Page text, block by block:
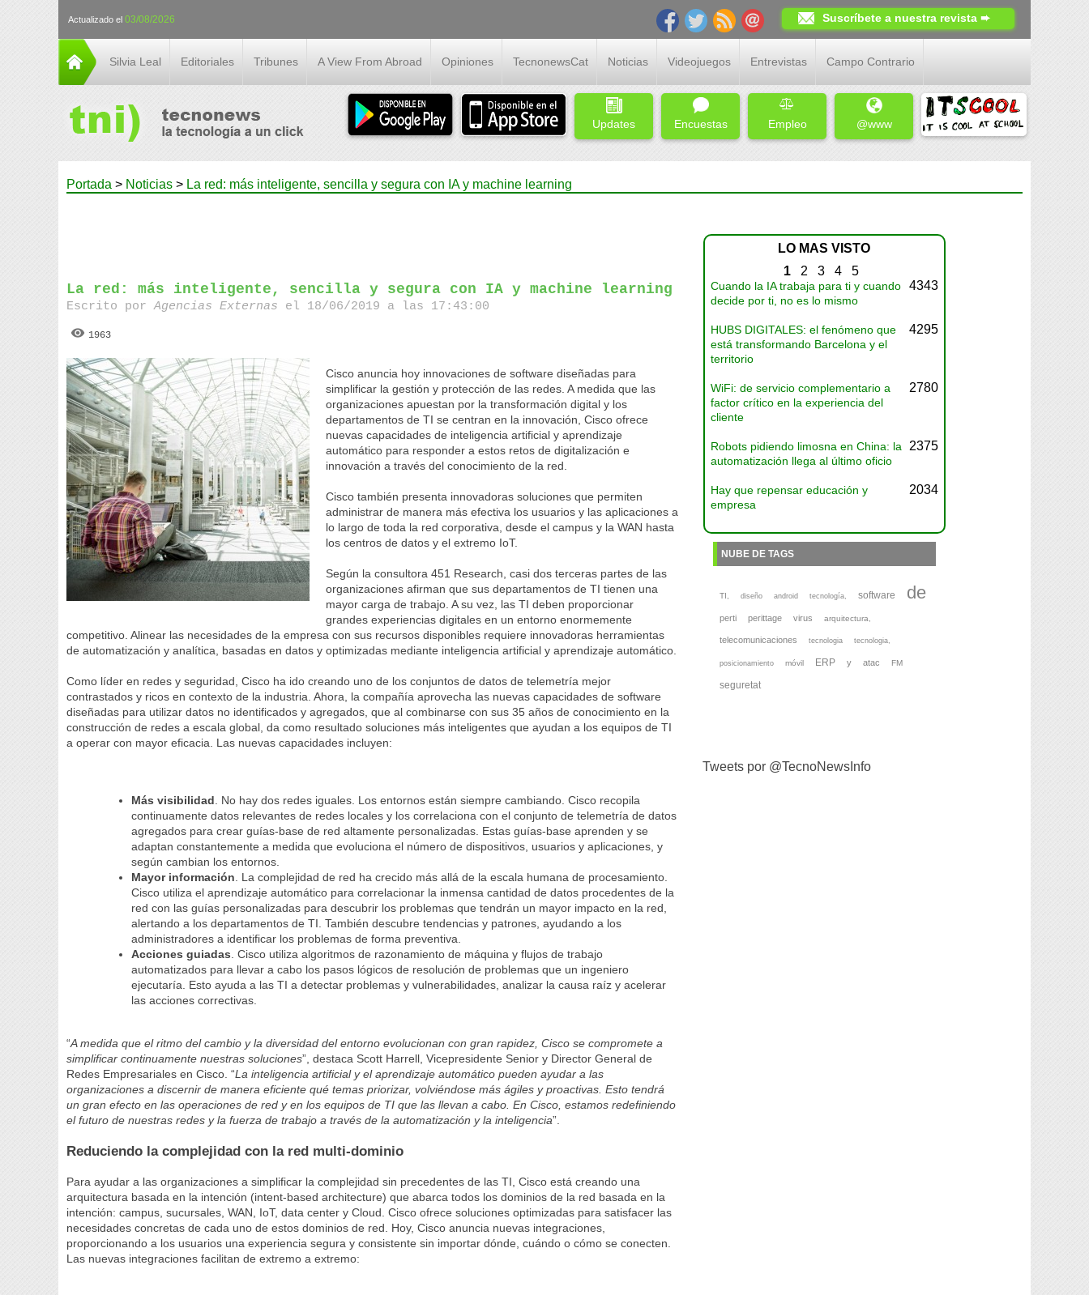
Actualizado el 03/08/2026 Suscríbete a nuestra revista ➨
Silvia Leal Editoriales Tribunes A View From Abroad Opiniones TecnonewsCat Noticias Videojuegos Entrevistas Campo Contrario
Updates Encuestas Empleo @www
Portada > Noticias > La red: más inteligente, sencilla y segura con IA y machine learning
La red: más inteligente, sencilla y segura con IA y machine learning
Escrito porAgencias Externas el 18/06/2019 a las 17:43:00
1963
Cisco anuncia hoy innovaciones de software diseñadas para
simplificar la gestión y protección de las redes. A medida que las
organizaciones apuestan por la transformación digital y los
departamentos de TI se centran en la innovación, Cisco ofrece
nuevas capacidades de inteligencia artificial y aprendizaje
automático para responder a estos retos de digitalización e
innovación a través del conocimiento de la red.
Cisco también presenta innovadoras soluciones que permiten
administrar de manera más efectiva los usuarios y las aplicaciones a
lo largo de toda la red corporativa, desde el campus y la WAN hasta
los centros de datos y el extremo IoT.
Según la consultora 451 Research, casi dos terceras partes de las
organizaciones afirman que sus departamentos de TI tienen una
mayor carga de trabajo. A su vez, las TI deben proporcionar
grandes experiencias digitales en un entorno enormemente
competitivo. Alinear las necesidades de la empresa con sus recursos disponibles requiere innovadoras herramientas
de automatización y analítica, basadas en datos y optimizadas mediante inteligencia artificial y aprendizaje automático.
Como líder en redes y seguridad, Cisco ha ido creando uno de los conjuntos de datos de telemetría mejor
contrastados y ricos en contexto de la industria. Ahora, la compañía aprovecha las nuevas capacidades de software
diseñadas para utilizar datos no identificados y agregados, que al combinarse con sus 35 años de conocimiento en la
construcción de redes a escala global, da como resultado soluciones más inteligentes que ayudan a los equipos de TI
a operar con mayor eficacia. Las nuevas capacidades incluyen:
Más visibilidad. No hay dos redes iguales. Los entornos están siempre cambiando. Cisco recopila
continuamente datos relevantes de redes locales y los correlaciona con el conjunto de telemetría de datos
agregados para crear guías-base de red altamente personalizadas. Estas guías-base aprenden y se
adaptan constantemente a medida que evoluciona el número de dispositivos, usuarios y aplicaciones, y
según cambian los entornos.
Mayor información. La complejidad de red ha crecido más allá de la escala humana de procesamiento.
Cisco utiliza el aprendizaje automático para correlacionar la inmensa cantidad de datos procedentes de la
red con las guías personalizadas para descubrir los problemas que tendrán un mayor impacto en la red,
alertando a los departamentos de TI. También descubre tendencias y patrones, ayudando a los
administradores a identificar los problemas de forma preventiva.
Acciones guiadas. Cisco utiliza algoritmos de razonamiento de máquina y flujos de trabajo
automatizados para llevar a cabo los pasos lógicos de resolución de problemas que un ingeniero
ejecutaría. Esto ayuda a las TI a detectar problemas y vulnerabilidades, analizar la causa raíz y acelerar
las acciones correctivas.
“A medida que el ritmo del cambio y la diversidad del entorno evolucionan con gran rapidez, Cisco se compromete a
simplificar continuamente nuestras soluciones”, destaca Scott Harrell, Vicepresidente Senior y Director General de
Redes Empresariales en Cisco. “La inteligencia artificial y el aprendizaje automático pueden ayudar a las
organizaciones a discernir de manera eficiente qué temas priorizar, volviéndose más ágiles y proactivas. Esto tendrá
un gran efecto en las operaciones de red y en los equipos de TI que las llevan a cabo. En Cisco, estamos redefiniendo
el futuro de nuestras redes y la fuerza de trabajo a través de la automatización y la inteligencia”.
Reduciendo la complejidad con la red multi-dominio
Para ayudar a las organizaciones a simplificar la complejidad sin precedentes de las TI, Cisco está creando una
arquitectura basada en la intención (intent-based architecture) que abarca todos los dominios de la red basada en la
intención: campus, sucursales, WAN, IoT, data center y Cloud. Cisco ofrece soluciones optimizadas para satisfacer las
necesidades concretas de cada uno de estos dominios de red. Hoy, Cisco anuncia nuevas integraciones,
proporcionando a los usuarios una experiencia segura y consistente sin importar dónde, cuándo o cómo se conecten.
Las nuevas integraciones facilitan de extremo a extremo:
LO MAS VISTO
1 2 3 4 5
Cuando la IA trabaja para ti y cuando
decide por ti, no es lo mismo
4343
HUBS DIGITALES: el fenómeno que
está transformando Barcelona y el
territorio
4295
WiFi: de servicio complementario a
factor crítico en la experiencia del
cliente
2780
Robots pidiendo limosna en China: la
automatización llega al último oficio
2375
Hay que repensar educación y
empresa
2034
NUBE DE TAGS
TI, diseño android tecnología, software de
perti perittage virus arquitectura,
telecomunicaciones tecnologia tecnologia,
posicionamiento móvil ERP y atac FM
seguretat
Tweets por @TecnoNewsInfo